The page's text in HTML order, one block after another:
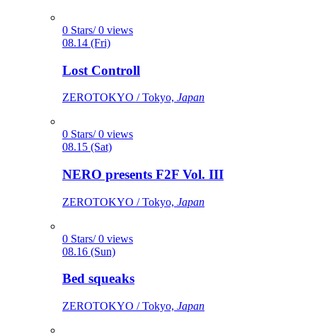
0 Stars/ 0 views
08.14 (Fri)
Lost Controll
ZEROTOKYO / Tokyo, Japan
0 Stars/ 0 views
08.15 (Sat)
NERO presents F2F Vol. III
ZEROTOKYO / Tokyo, Japan
0 Stars/ 0 views
08.16 (Sun)
Bed squeaks
ZEROTOKYO / Tokyo, Japan